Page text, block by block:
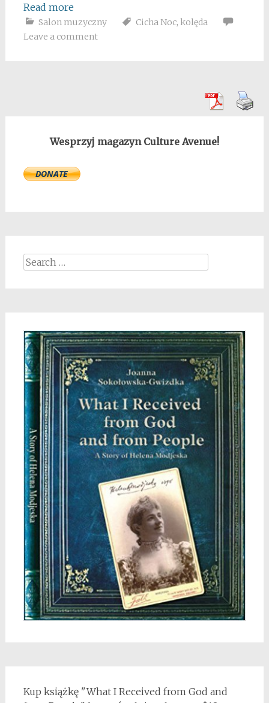
Read more
Salon muzyczny Cicha Noc, kolęda
Leave a comment
Wesprzyj magazyn Culture Avenue!
Search
for:
Kup książkę "What I Received from God and